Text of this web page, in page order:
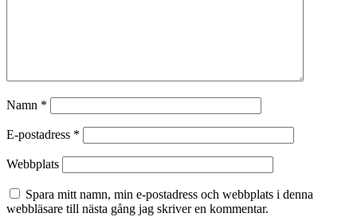
Namn *
E-postadress *
Webbplats
Spara mitt namn, min e-postadress och webbplats i denna
webbläsare till nästa gång jag skriver en kommentar.